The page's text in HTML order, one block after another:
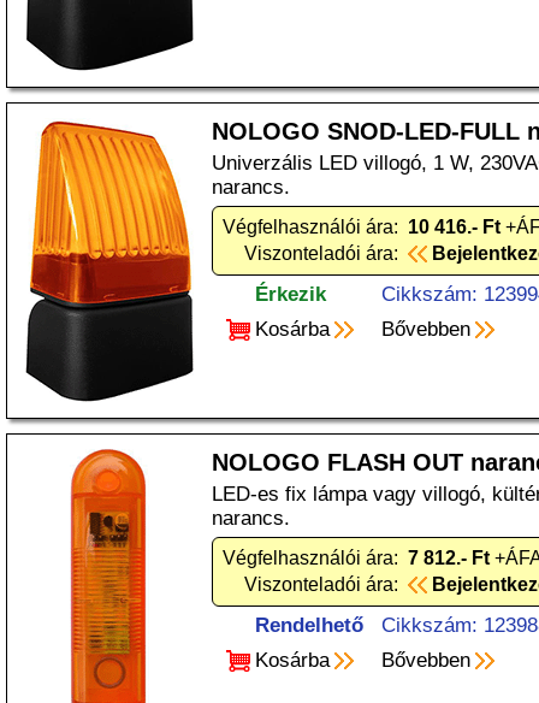
NOLOGO SNOD-LED-FULL
Univerzális LED villogó, 1 W,
narancs.
Végfelhasználói ára: 10 416.- Ft
Viszonteladói ára:
Érkezik
Cikkszám:
Kosárba
Bővebben
NOLOGO FLASH OUT
LED-es fix lámpa vagy villogó,
narancs.
Végfelhasználói ára: 7 812.- Ft
Viszonteladói ára:
Rendelhető
Cikkszám:
Kosárba
Bővebben